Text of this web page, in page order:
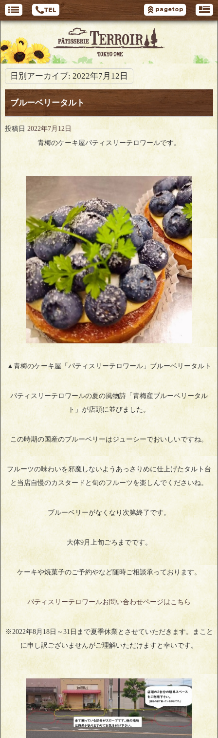
日別アーカイブ: 2022年7月12日
ブルーベリータルト
投稿日 2022年7月12日
青梅のケーキ屋パティスリーテロワールです。
▲青梅のケーキ屋「パティスリーテロワール」ブルーベリータルト
パティスリーテロワールの夏の風物詩「青梅産ブルーベリータル
ト」が店頭に並びました。
この時期の国産のブルーベリーはジューシーでおいしいですね。
フルーツの味わいを邪魔しないようあっさりめに仕上げたタルト台
と当店自慢のカスタードと旬のフルーツを楽しんでくださいね。
ブルーベリーがなくなり次第終了です。
大体9月上旬ごろまでです。
ケーキや焼菓子のご予約やなど随時ご相談承っております。
パティスリーテロワールお問い合わせページはこちら
※2022年8月18日～31日まで夏季休業とさせていただきます。まこと
に申し訳ございませんがご理解いただけますと幸いです。